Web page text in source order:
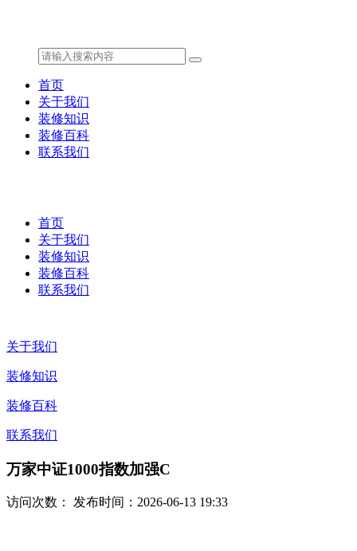
首页
关于我们
装修知识
装修百科
联系我们
首页
关于我们
装修知识
装修百科
联系我们
关于我们
装修知识
装修百科
联系我们
万家中证1000指数加强C
访问次数： 发布时间：2026-06-13 19:33